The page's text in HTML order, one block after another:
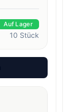
Auf Lager
10 Stück